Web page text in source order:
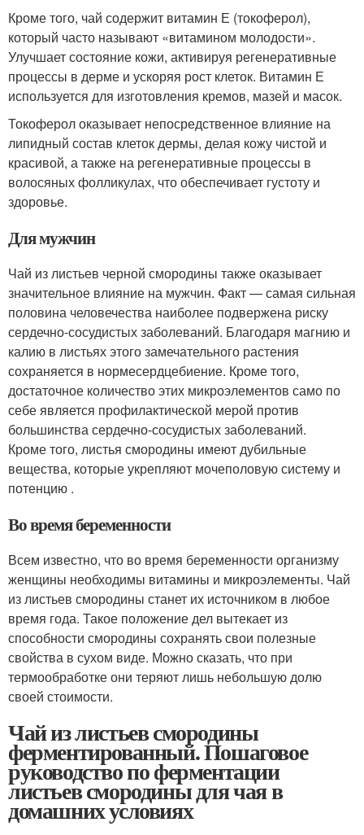
Кроме того, чай содержит витамин Е (токоферол),
который часто называют «витамином молодости».
Улучшает состояние кожи, активируя регенеративные
процессы в дерме и ускоряя рост клеток. Витамин Е
используется для изготовления кремов, мазей и масок.
Токоферол оказывает непосредственное влияние на
липидный состав клеток дермы, делая кожу чистой и
красивой, а также на регенеративные процессы в
волосяных фолликулах, что обеспечивает густоту и
здоровье.
Для мужчин
Чай из листьев черной смородины также оказывает
значительное влияние на мужчин. Факт — самая сильная
половина человечества наиболее подвержена риску
сердечно-сосудистых заболеваний. Благодаря магнию и
калию в листьях этого замечательного растения
сохраняется в нормесердцебиение. Кроме того,
достаточное количество этих микроэлементов само по
себе является профилактической мерой против
большинства сердечно-сосудистых заболеваний.
Кроме того, листья смородины имеют дубильные
вещества, которые укрепляют мочеполовую систему и
потенцию .
Во время беременности
Всем известно, что во время беременности организму
женщины необходимы витамины и микроэлементы. Чай
из листьев смородины станет их источником в любое
время года. Такое положение дел вытекает из
способности смородины сохранять свои полезные
свойства в сухом виде. Можно сказать, что при
термообработке они теряют лишь небольшую долю
своей стоимости.
Чай из листьев смородины
ферментированный. Пошаговое
руководство по ферментации
листьев смородины для чая в
домашних условиях